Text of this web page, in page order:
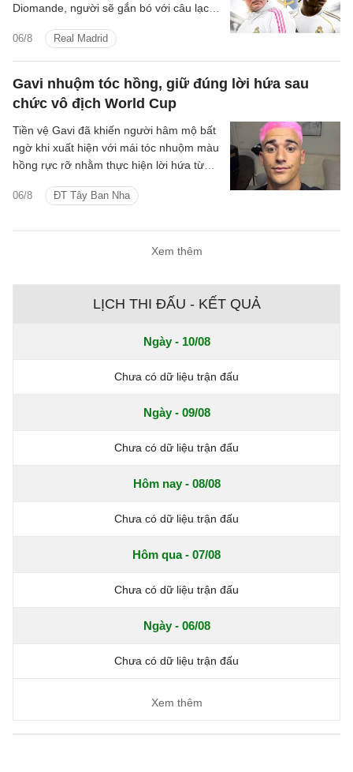
06/8 Real Madrid
Diomande, người sẽ gắn bó với câu lạc
ngày 30 tháng 6 năm 2033.
Gavi nhuộm tóc hồng, giữ đúng lời hứa sau
chức vô địch World Cup
06/8 ĐT Tây Ban Nha
Tiền vệ Gavi đã khiến người hâm mộ bất
ngờ khi xuất hiện với mái tóc nhuộm màu
hồng rực rỡ nhằm thực hiện lời hứa từng
World Cup 2026.
Xem thêm
LỊCH THI ĐẤU - KẾT QUẢ
Ngày - 10/08
Chưa có dữ liệu trận đấu
Ngày - 09/08
Chưa có dữ liệu trận đấu
Hôm nay - 08/08
Chưa có dữ liệu trận đấu
Hôm qua - 07/08
Chưa có dữ liệu trận đấu
Ngày - 06/08
Chưa có dữ liệu trận đấu
Xem thêm